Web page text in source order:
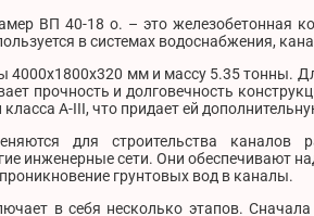
ВП 40-18 о. – это железобетонная
в системах водоснабжения,
мм и массу 5.35 тонны.
прочность и долговечность
A-III, что придает ей
для строительства каналов
инженерные сети. Они обеспечивают
грунтовых вод в каналы.
в себя несколько этапов.